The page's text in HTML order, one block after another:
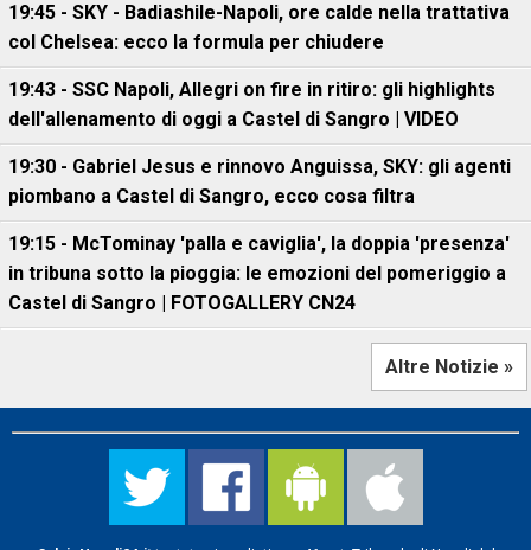
19:45 - SKY - Badiashile-Napoli, ore calde nella trattativa
col Chelsea: ecco la formula per chiudere
19:43 - SSC Napoli, Allegri on fire in ritiro: gli highlights
dell'allenamento di oggi a Castel di Sangro | VIDEO
19:30 - Gabriel Jesus e rinnovo Anguissa, SKY: gli agenti
piombano a Castel di Sangro, ecco cosa filtra
19:15 - McTominay 'palla e caviglia', la doppia 'presenza'
in tribuna sotto la pioggia: le emozioni del pomeriggio a
Castel di Sangro | FOTOGALLERY CN24
Altre Notizie »